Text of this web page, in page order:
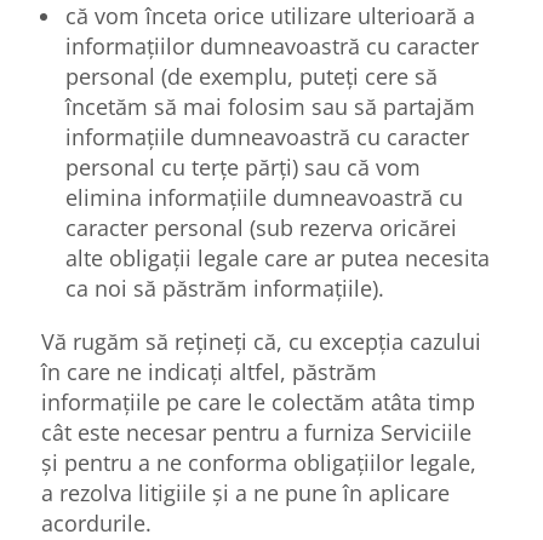
că vom înceta orice utilizare ulterioară a
informațiilor dumneavoastră cu caracter
personal (de exemplu, puteți cere să
încetăm să mai folosim sau să partajăm
informațiile dumneavoastră cu caracter
personal cu terțe părți) sau că vom
elimina informațiile dumneavoastră cu
caracter personal (sub rezerva oricărei
alte obligații legale care ar putea necesita
ca noi să păstrăm informațiile).
Vă rugăm să rețineți că, cu excepția cazului
în care ne indicați altfel, păstrăm
informațiile pe care le colectăm atâta timp
cât este necesar pentru a furniza Serviciile
și pentru a ne conforma obligațiilor legale,
a rezolva litigiile și a ne pune în aplicare
acordurile.